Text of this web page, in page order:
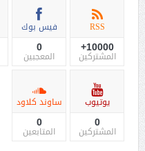
RSS
10000+
المشتركين
فيس بوك
0
المعجبين
يوتيوب
0
المشتركين
ساوند كلاود
0
المتابعين